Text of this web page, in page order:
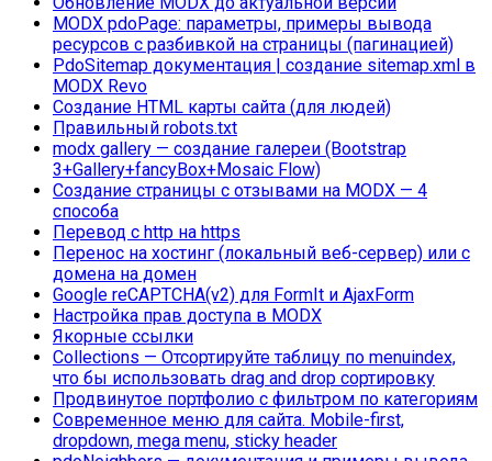
MODX pdoPage: параметры, примеры вывода
ресурсов с разбивкой на страницы (пагинацией)
PdoSitemap документация | создание sitemap.xml в
MODX Revo
Создание HTML карты сайта (для людей)
Правильный robots.txt
modx gallery — создание галереи (Bootstrap
3+Gallery+fancyBox+Mosaic Flow)
Создание страницы с отзывами на MODX — 4
способа
Перевод с http на https
Перенос на хостинг (локальный веб-сервер) или с
домена на домен
Google reCAPTCHA(v2) для FormIt и AjaxForm
Настройка прав доступа в MODX
Якорные ссылки
Collections — Отсортируйте таблицу по menuindex,
что бы использовать drag and drop сортировку
Продвинутое портфолио с фильтром по категориям
Современное меню для сайта. Mobile-first,
dropdown, mega menu, sticky header